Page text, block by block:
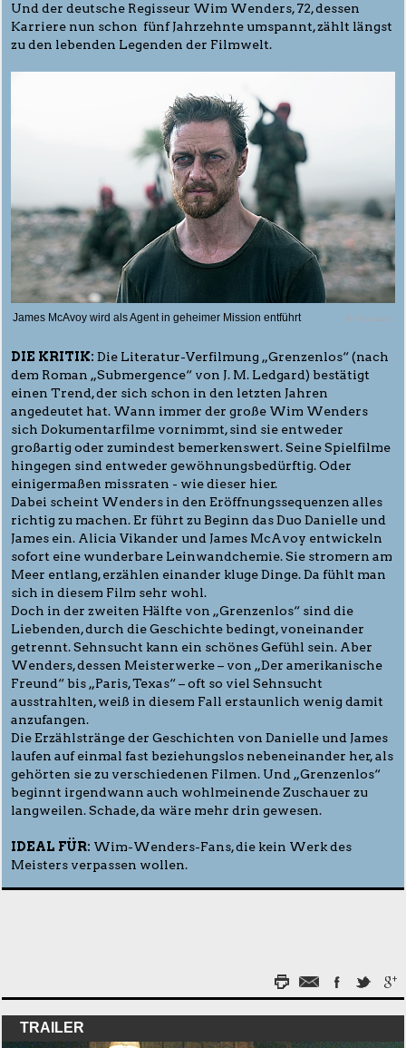
Und der deutsche Regisseur Wim Wenders, 72, dessen
Karriere nun schon fünf Jahrzehnte umspannt, zählt längst
zu den lebenden Legenden der Filmwelt.
James McAvoy wird als Agent in geheimer Mission entführt © Filmladen
DIE KRITIK: Die Literatur-Verfilmung „Grenzenlos“ (nach
dem Roman „Submergence“ von J. M. Ledgard) bestätigt
einen Trend, der sich schon in den letzten Jahren
angedeutet hat. Wann immer der große Wim Wenders
sich Dokumentarfilme vornimmt, sind sie entweder
großartig oder zumindest bemerkenswert. Seine Spielfilme
hingegen sind entweder gewöhnungsbedürftig. Oder
einigermaßen missraten - wie dieser hier.
Dabei scheint Wenders in den Eröffnungssequenzen alles
richtig zu machen. Er führt zu Beginn das Duo Danielle und
James ein. Alicia Vikander und James McAvoy entwickeln
sofort eine wunderbare Leinwandchemie. Sie stromern am
Meer entlang, erzählen einander kluge Dinge. Da fühlt man
sich in diesem Film sehr wohl.
Doch in der zweiten Hälfte von „Grenzenlos“ sind die
Liebenden, durch die Geschichte bedingt, voneinander
getrennt. Sehnsucht kann ein schönes Gefühl sein. Aber
Wenders, dessen Meisterwerke – von „Der amerikanische
Freund“ bis „Paris, Texas“ – oft so viel Sehnsucht
ausstrahlten, weiß in diesem Fall erstaunlich wenig damit
anzufangen.
Die Erzählstränge der Geschichten von Danielle und James
laufen auf einmal fast beziehungslos nebeneinander her, als
gehörten sie zu verschiedenen Filmen. Und „Grenzenlos“
beginnt irgendwann auch wohlmeinende Zuschauer zu
langweilen. Schade, da wäre mehr drin gewesen.
IDEAL FÜR: Wim-Wenders-Fans, die kein Werk des
Meisters verpassen wollen.
TRAILER